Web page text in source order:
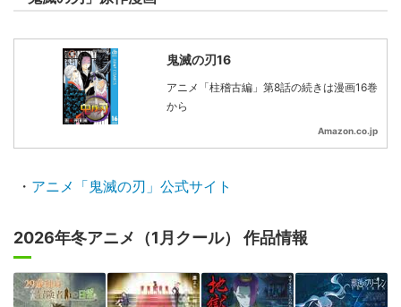
鬼滅の刃16
アニメ「柱稽古編」第8話の続きは漫画16巻
から
Amazon.co.jp
・ アニメ「鬼滅の刃」公式サイト
2026年冬アニメ（1月クール） 作品情報